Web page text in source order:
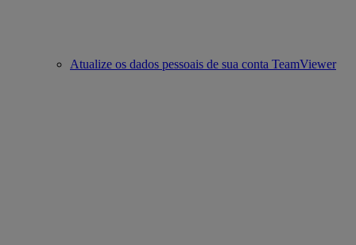
Atualize os dados pessoais de sua conta TeamViewer